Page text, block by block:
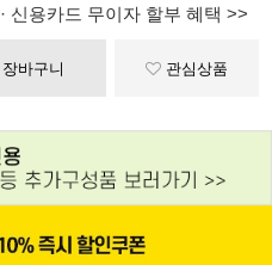
· 신용카드 무이자 할부 혜택 >>
장바구니 관심상품